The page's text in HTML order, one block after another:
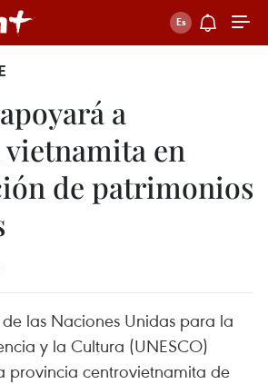
a
en
de patrimonios
las Naciones Unidas para la
y la Cultura (UNESCO)
provincia centrovietnamita de